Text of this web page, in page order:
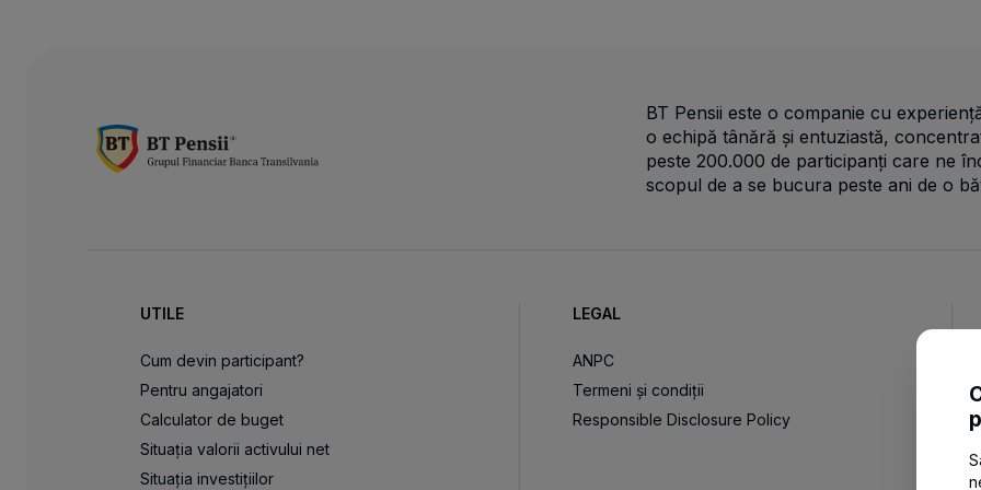
BT Pensii este o companie cu
o echipă tânără și entuziastă,
peste 200.000 de participanți care ne
scopul de a se bucura peste ani de o
UTILE
Cum devin participant?
Pentru angajatori
Calculator de buget
Situația valorii activului net
Situația investițiilor
LEGAL
ANPC
Termeni și condiții
Responsible Disclosure Policy